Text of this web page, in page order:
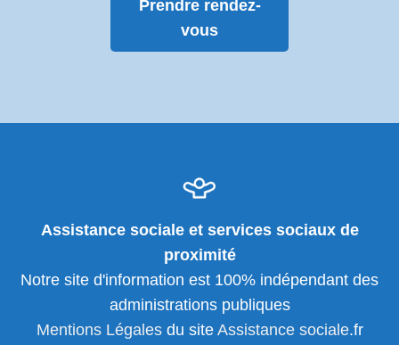
Prendre rendez-
vous
Assistance sociale et services sociaux de
proximité
Notre site d'information est 100% indépendant des
administrations publiques
Mentions Légalesdu site Assistance sociale.fr